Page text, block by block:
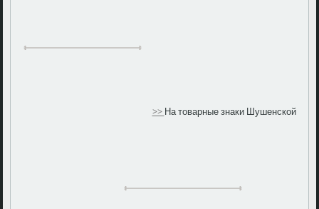
>>На товарные знаки Шушенской